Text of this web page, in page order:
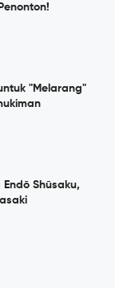
"Melarang"
Shūsaku,